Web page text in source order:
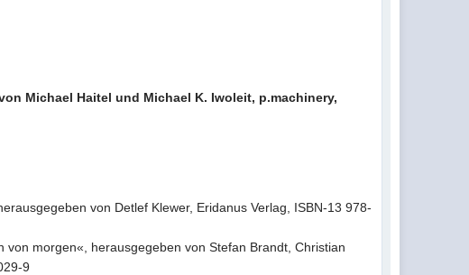
Michael Haitel und Michael K. Iwoleit, p.machinery,
von Detlef Klewer, Eridanus Verlag, ISBN-13 978-
morgen«, herausgegeben von Stefan Brandt, Christian
9